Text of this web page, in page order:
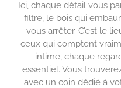
Ici, chaque détail vous
filtre, le bois qui
vous arrêter. C’est le
ceux qui comptent
intime, chaque
essentiel. Vous
avec un coin dédié à